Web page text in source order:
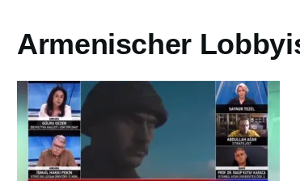
Armenischer